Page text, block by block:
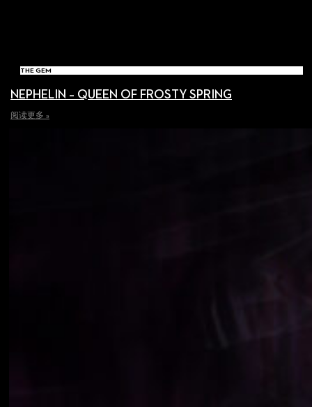
THE GEM
NEPHELIN – QUEEN OF FROSTY SPRING
阅读更多 »